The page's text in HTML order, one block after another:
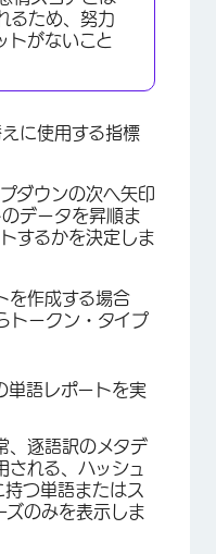
るため、努力
トがないこと
に使用する指標
ダウンの次へ矢印
データを昇順ま
するかを決定しま
を作成する場合
トークン・タイプ
単語レポートを実
、逐語訳のメタデ
される、ハッシュ
つ単語またはス
ズのみを表示しま